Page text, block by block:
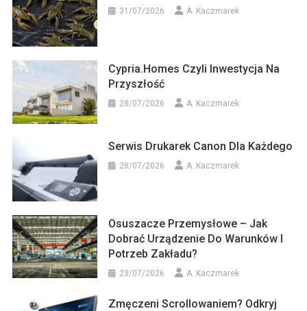
31/07/2026 A. Kaczmarek
Cypria.homes Czyli Inwestycja Na
Przyszłość
28/07/2026 A. Kaczmarek
Serwis Drukarek Canon Dla Każdego
28/07/2026 A. Kaczmarek
Osuszacze Przemysłowe – Jak
Dobrać Urządzenie Do Warunków I
Potrzeb Zakładu?
23/07/2026 A. Kaczmarek
Zmęczeni Scrollowaniem? Odkryj